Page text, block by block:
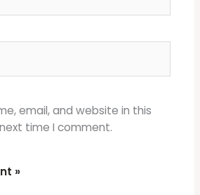
email, and website in this
time I comment.